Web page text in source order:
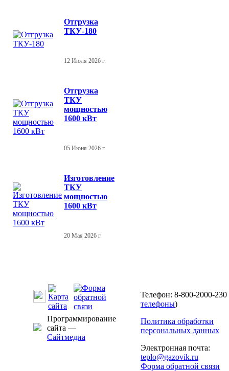
Отгрузка
ТКУ-180
12 Июля 2026 г.
Отгрузка
ТКУ
мощностью
1600 кВт
05 Июня 2026 г.
Изготовление
ТКУ
мощностью
1600 кВт
20 Мая 2026 г.
Программирование
сайта —
Сайтмедиа
Телефон: 8-800-2000-230
телефоны)
Политика обработки
персональных данных
Электронная почта:
teplo@gazovik.ru
Форма обратной связи